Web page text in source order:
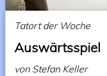
Tatort der Woche
Auswärtsspiel
von Stefan Keller